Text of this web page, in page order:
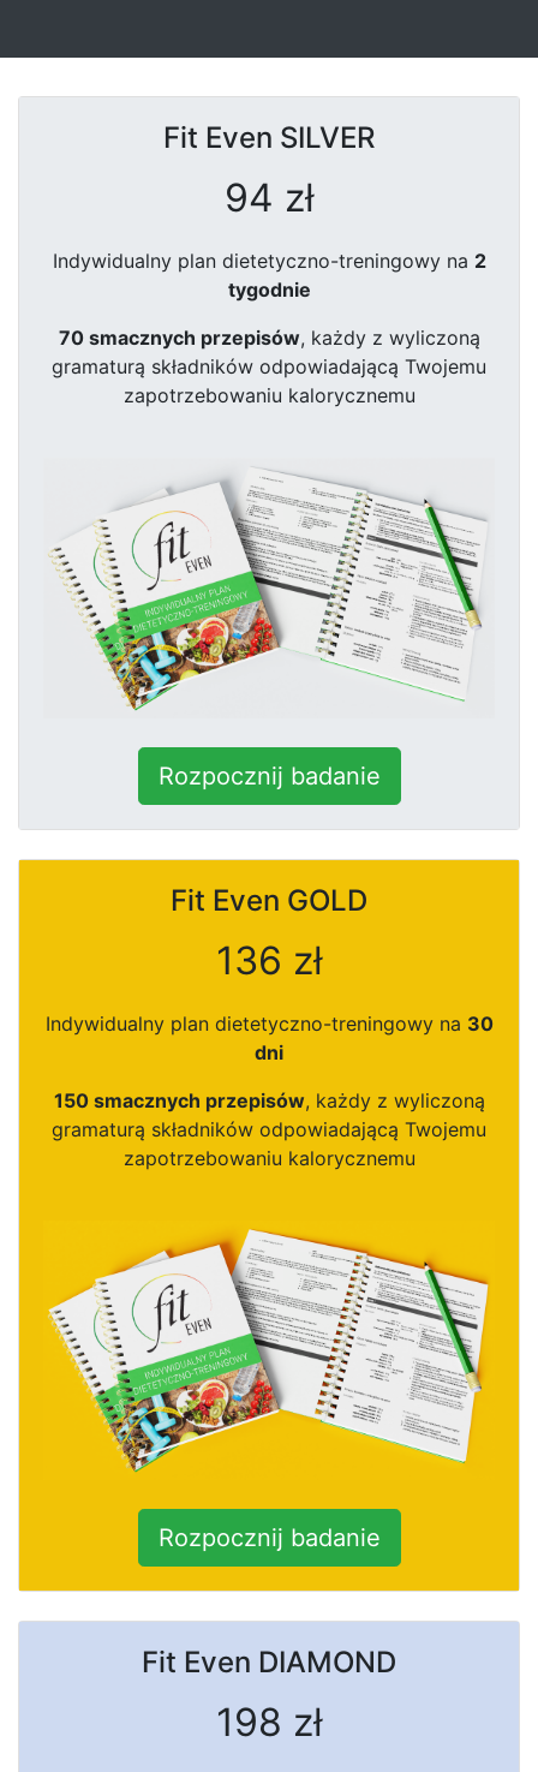
Fit Even SILVER
94 zł
Indywidualny plan dietetyczno-treningowy na 2
tygodnie
70 smacznych przepisów, każdy z wyliczoną
gramaturą składników odpowiadającą Twojemu
zapotrzebowaniu kalorycznemu
Rozpocznij badanie
Fit Even GOLD
136 zł
Indywidualny plan dietetyczno-treningowy na 30
dni
150 smacznych przepisów, każdy z wyliczoną
gramaturą składników odpowiadającą Twojemu
zapotrzebowaniu kalorycznemu
Rozpocznij badanie
Fit Even DIAMOND
198 zł